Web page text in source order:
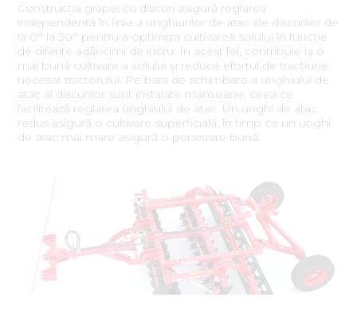
Construcția grapei cu discuri asigură reglarea
independentă în linie a unghiurilor de atac ale discurilor de
la 0° la 30° pentru a optimiza cultivarea solului în funcție
de diferite adâncimi de lucru. În acest fel, contribuie la o
mai bună cultivare a solului și reduce efortul de tracțiune
necesar tractorului. Pe bara de schimbare a unghiului de
atac al discurilor sunt instalate manșoane, ceea ce
facilitează reglarea unghiului de atac. Un unghi de atac
redus asigură o cultivare superficială, în timp ce un unghi
de atac mai mare asigură o penetrare bună.